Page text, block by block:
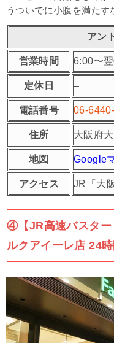
うついでに小腹を満たす
アン
営業時間 6:00〜
定休日 –
電話番号 06-
住所 大阪府
地図 Google
アクセス JR「大
④【JR高速バスター
ルクアイーレ店 24